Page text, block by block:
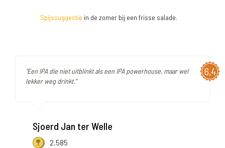
Spijssuggestie in de zomer bij een frisse salade.
6,4
"Een IPA die niet uitblinkt als een IPA powerhouse, maar wel
lekker weg drinkt."
Sjoerd Jan ter Welle
2.585